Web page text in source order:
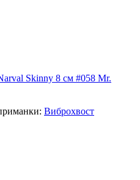
Skinny 8 см #058 Mr.
Виброхвост